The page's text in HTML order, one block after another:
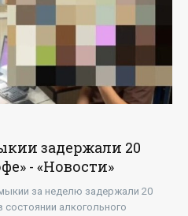
задержали 20
- «Новости»
за неделю задержали 20
состоянии алкогольного